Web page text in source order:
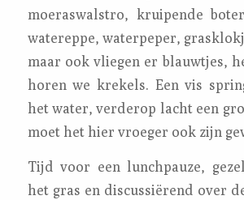
moeraswalstro, kruipende
watereppe, waterpeper,
maar ook vliegen er blauwtjes,
horen we krekels. Een vis
het water, verderop lacht een
moet het hier vroeger ook zijn
Tijd voor een lunchpauze,
het gras en discussiërend over